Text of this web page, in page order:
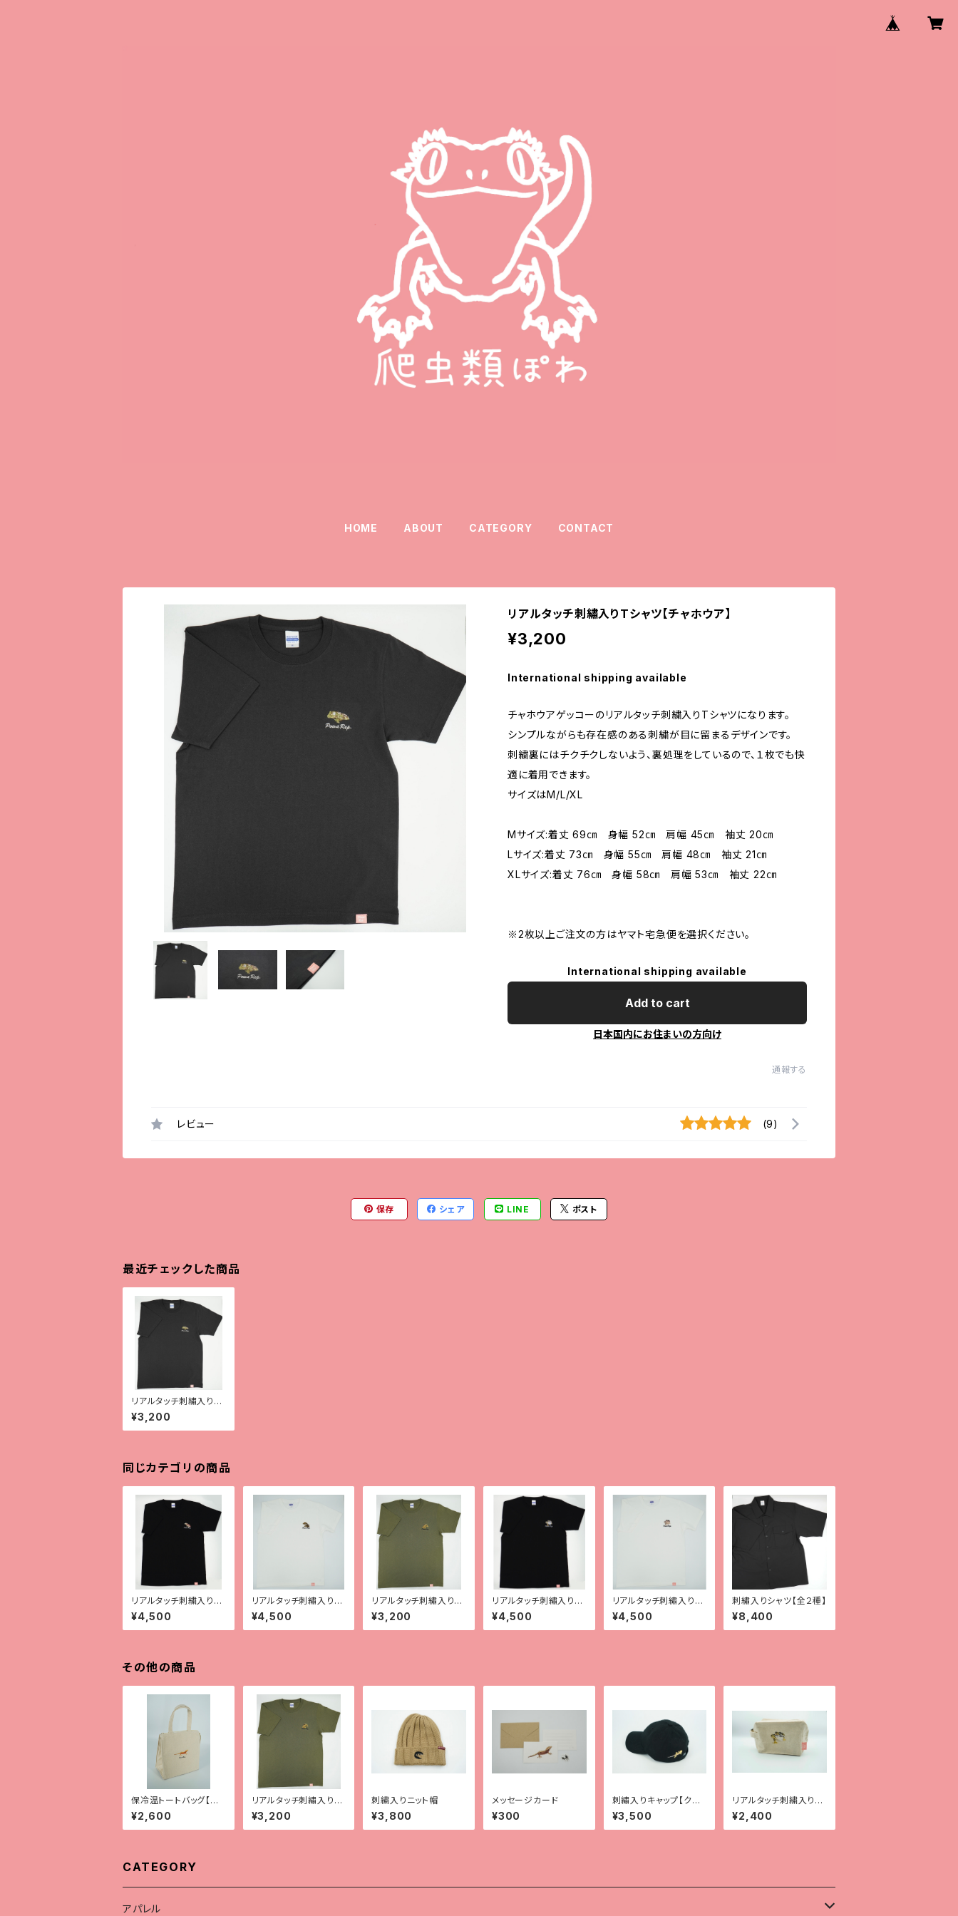
HOME ABOUT CATEGORY CONTACT
リアルタッチ刺繡入りTシャツ【チャホウア】
¥3,200
International shipping available
チャホウアゲッコーのリアルタッチ刺繍入りTシャツになります。
シンプルながらも存在感のある刺繍が目に留まるデザインです。
刺繍裏にはチクチクしないよう、裏処理をしているので、１枚でも快
適に着用できます。
サイズはM/L/XL
Mサイズ:着丈 69㎝ 身幅 52㎝ 肩幅 45㎝ 袖丈 20㎝
Lサイズ:着丈 73㎝ 身幅 55㎝ 肩幅 48㎝ 袖丈 21㎝
XLサイズ:着丈 76㎝ 身幅 58㎝ 肩幅 53㎝ 袖丈 22㎝
※2枚以上ご注文の方はヤマト宅急便を選択ください。
International shipping available
Add to cart
日本国内にお住まいの方向け
通報する
レビュー (9)
保存 シェア LINE ポスト
最近チェックした商品
リアルタッチ刺繡入りT
シャツ【チャホウア】
¥3,200
同じカテゴリの商品
リアルタッチ刺繍入りT
シャツ【ガーゴイルゲッ
コー】
¥4,500
リアルタッチ刺繡入りT
シャツ【サラシノ】
¥4,500
リアルタッチ刺繡入りT
シャツ【クレス】
¥3,200
リアルタッチ刺繡入りT
シャツ【レオパ（ハイイエ
ロー）】
¥4,500
リアルタッチ刺繡入りT
シャツ【レオパ（スーパー
マックスノー）】
¥4,500
刺繡入りシャツ【全２種】
¥8,400
その他の商品
保冷温トートバッグ【全9
種】
¥2,600
リアルタッチ刺繡入りT
シャツ【クレス】
¥3,200
刺繍入りニット帽
¥3,800
メッセージカード
¥300
刺繡入りキャップ【クレ
ス2種】
¥3,500
リアルタッチ刺繍入りポ
ーチ【レオパ（ハイイエ
ロー）】
¥2,400
CATEGORY
アパレル